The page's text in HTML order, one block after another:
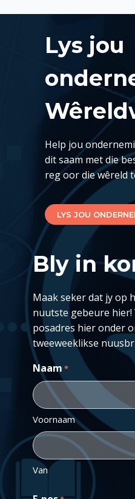
Lys jou
Help jou
dit saam met die
reg oor die wêreld
LYS JOU
Bly in
Maak seker dat jy op
nuutste gebeure
posadres hier onder
tweeweeklikse
Naam *
Voornaam
Van